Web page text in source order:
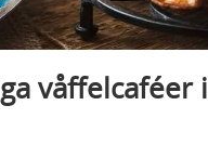
våffelcaféer i